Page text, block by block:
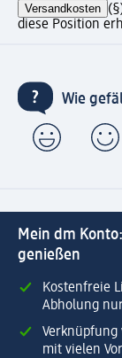
Versandkosten
diese Position
Wie
Mein dm
genießen
Kostenfreie
Abholung
Verknüpfung
mit vielen